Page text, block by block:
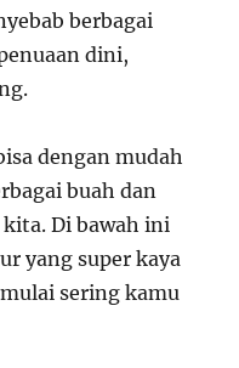
berbagai
dini,
dengan mudah
buah dan
Di bawah ini
yang super kaya
sering kamu